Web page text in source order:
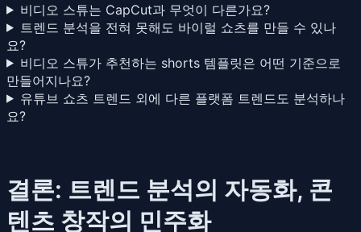
비디오 스튜는 CapCut과 무엇이 다른가요?
트렌드 분석을 전혀 못해도 바이럴 쇼츠를 만들 수 있나
요?
비디오 스튜가 추천하는 shorts 템플릿은 어떤 기준으로
만들어지나요?
유튜브 쇼츠 트렌드 외에 다른 플랫폼 트렌드도 분석하나
요?
결론: 트렌드 분석의 자동화, 콘
텐츠 창작의 민주화